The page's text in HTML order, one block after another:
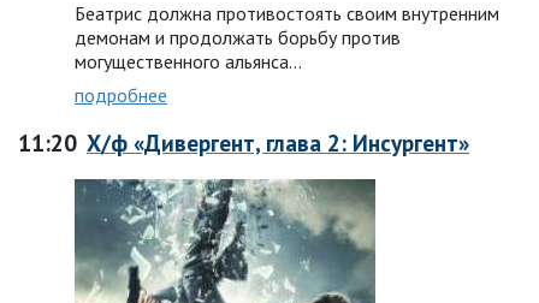
Беатрис должна противостоять своим внутренним
демонам и продолжать борьбу против
могущественного альянса...
подробнее
11:20 Х/ф «Дивергент, глава 2: Инсургент»